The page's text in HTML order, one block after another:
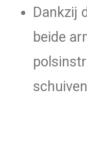
Dankzij
beide
schuiven